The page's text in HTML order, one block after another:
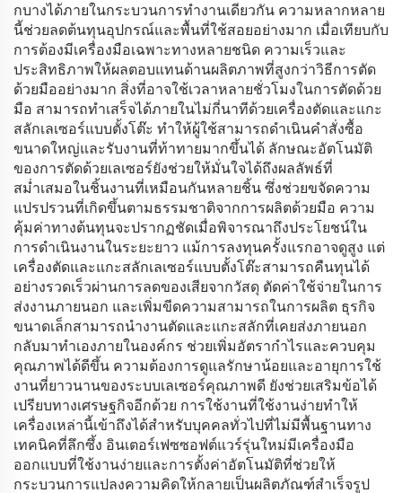
กบางได้ภายในกระบวนการทำงานเดียวกัน ความหลากหลาย
นี้ช่วยลดต้นทุนอุปกรณ์และพื้นที่ใช้สอยอย่างมาก เมื่อเทียบกับ
การต้องมีเครื่องมือเฉพาะทางหลายชนิด ความเร็วและ
ประสิทธิภาพให้ผลตอบแทนด้านผลิตภาพที่สูงกว่าวิธีการตัด
ด้วยมืออย่างมาก สิ่งที่อาจใช้เวลาหลายชั่วโมงในการตัดด้วย
มือ สามารถทำเสร็จได้ภายในไม่กี่นาทีด้วยเครื่องตัดและแกะ
สลักเลเซอร์แบบตั้งโต๊ะ ทำให้ผู้ใช้สามารถดำเนินคำสั่งซื้อ
ขนาดใหญ่และรับงานที่ท้าทายมากขึ้นได้ ลักษณะอัตโนมัติ
ของการตัดด้วยเลเซอร์ยังช่วยให้มั่นใจได้ถึงผลลัพธ์ที่
สม่ำเสมอในชิ้นงานที่เหมือนกันหลายชิ้น ซึ่งช่วยขจัดความ
แปรปรวนที่เกิดขึ้นตามธรรมชาติจากการผลิตด้วยมือ ความ
คุ้มค่าทางต้นทุนจะปรากฏชัดเมื่อพิจารณาถึงประโยชน์ใน
การดำเนินงานในระยะยาว แม้การลงทุนครั้งแรกอาจดูสูง แต่
เครื่องตัดและแกะสลักเลเซอร์แบบตั้งโต๊ะสามารถคืนทุนได้
อย่างรวดเร็วผ่านการลดของเสียจากวัสดุ ตัดค่าใช้จ่ายในการ
ส่งงานภายนอก และเพิ่มขีดความสามารถในการผลิต ธุรกิจ
ขนาดเล็กสามารถนำงานตัดและแกะสลักที่เคยส่งภายนอก
กลับมาทำเองภายในองค์กร ช่วยเพิ่มอัตรากำไรและควบคุม
คุณภาพได้ดีขึ้น ความต้องการดูแลรักษาน้อยและอายุการใช้
งานที่ยาวนานของระบบเลเซอร์คุณภาพดี ยังช่วยเสริมข้อได้
เปรียบทางเศรษฐกิจอีกด้วย การใช้งานที่ใช้งานง่ายทำให้
เครื่องเหล่านี้เข้าถึงได้สำหรับบุคคลทั่วไปที่ไม่มีพื้นฐานทาง
เทคนิคที่ลึกซึ้ง อินเตอร์เฟซซอฟต์แวร์รุ่นใหม่มีเครื่องมือ
ออกแบบที่ใช้งานง่ายและการตั้งค่าอัตโนมัติที่ช่วยให้
กระบวนการแปลงความคิดให้กลายเป็นผลิตภัณฑ์สำเร็จรูป